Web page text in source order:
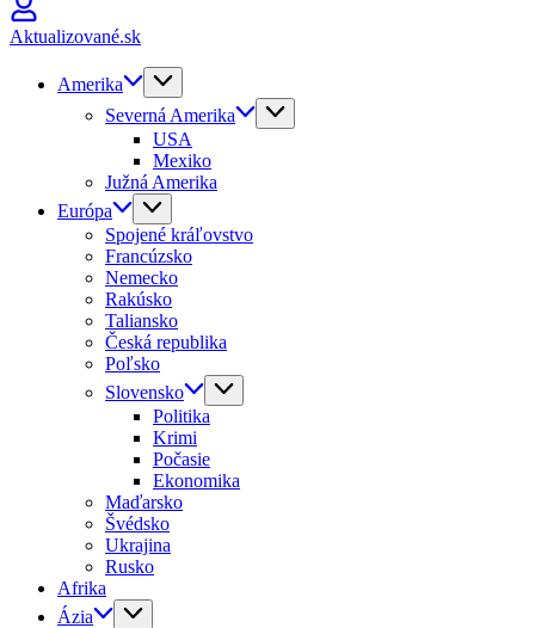
Aktualizované.sk
Amerika
Severná Amerika
USA
Mexiko
Južná Amerika
Európa
Spojené kráľovstvo
Francúzsko
Nemecko
Rakúsko
Taliansko
Česká republika
Poľsko
Slovensko
Politika
Krimi
Počasie
Ekonomika
Maďarsko
Švédsko
Ukrajina
Rusko
Afrika
Ázia